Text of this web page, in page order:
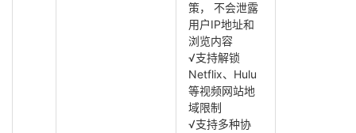
策， 不会泄露
用户IP地址和
浏览内容
√支持解锁
Netflix、Hulu
等视频网站地
域限制
√支持多种协